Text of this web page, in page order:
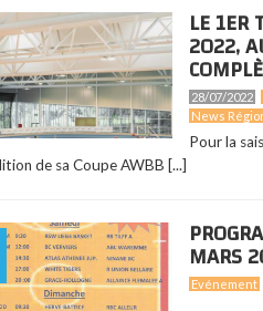
LE 1ER
2022,
28/07/2022
News
Pour la
de sa Coupe AWBB [...]
MARS
Evénement